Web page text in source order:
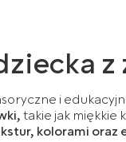
i
takie jak miękkie
kolorami